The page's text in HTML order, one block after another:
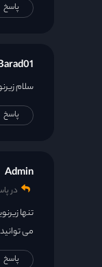
پاسخ
سلام
پاسخ
Admin
در
تنها
می
پاسخ